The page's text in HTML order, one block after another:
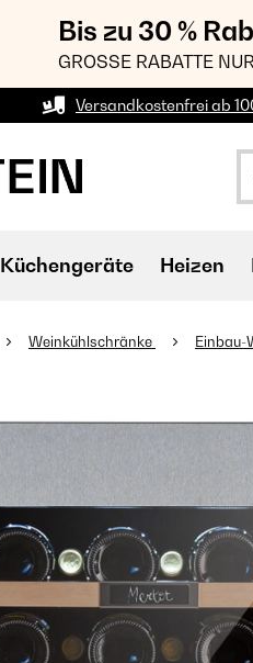
Bis zu 30 %
GROSSE RABATTE
Versandkostenfrei ab
Küchengeräte Heizen
Weinkühlschränke Einbau-